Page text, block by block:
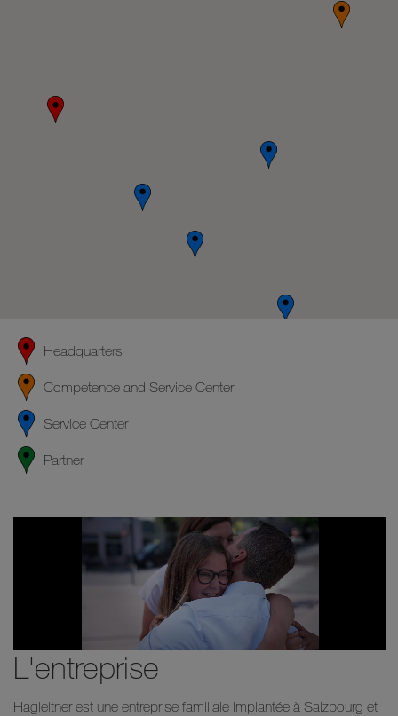
Headquarters
Competence and Service Center
Service Center
Partner
L'entreprise
Hagleitner est une entreprise familiale implantée à Salzbourg et